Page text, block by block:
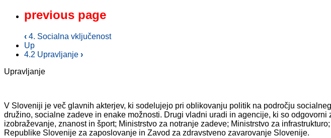
previous page
‹ 4. Socialna vključenost
Up
4.2 Upravljanje ›
Upravljanje
V Sloveniji je več glavnih akterjev, ki sodelujejo pri oblikovanju politik na področju
družino, socialne zadeve in enake možnosti. Drugi vladni uradi in agencije, ki so
izobraževanje, znanost in šport; Ministrstvo za notranje zadeve; Ministrstvo za
Republike Slovenije za zaposlovanje in Zavod za zdravstveno zavarovanje Slovenije.